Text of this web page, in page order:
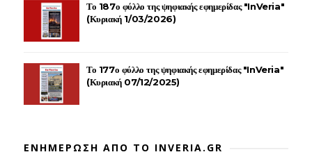
Το 187ο φύλλο της ψηφιακής εφημερίδας "InVeria"
(Κυριακή 1/03/2026)
Το 177ο φύλλο της ψηφιακής εφημερίδας "InVeria"
(Κυριακή 07/12/2025)
ΕΝΗΜΕΡΩΣΗ ΑΠΟ ΤΟ INVERIA.GR